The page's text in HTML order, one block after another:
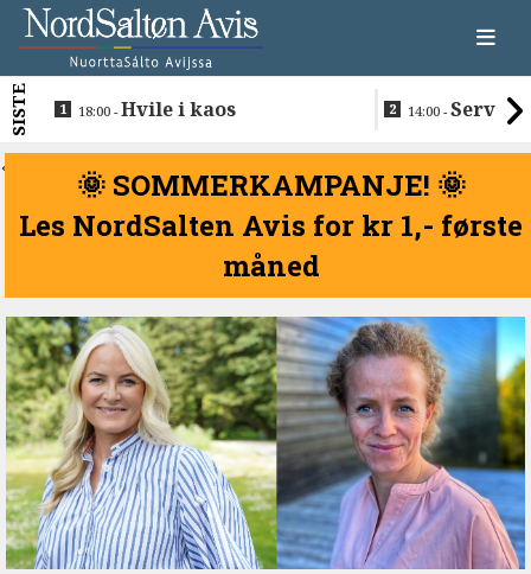
SISTE 18:00 -Hvile i kaos 14:00 -
beboerne
<
🌞 SOMMERKAMPANJE! 🌞
Les NordSalten Avis for kr 1,- første
måned